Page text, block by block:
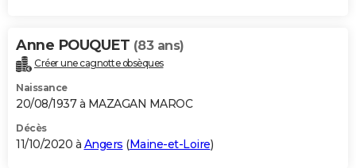
Anne POUQUET (83 ans)
Créer une cagnotte obsèques
Naissance
20/08/1937 à MAZAGAN MAROC
Décès
11/10/2020 à Angers (Maine-et-Loire)